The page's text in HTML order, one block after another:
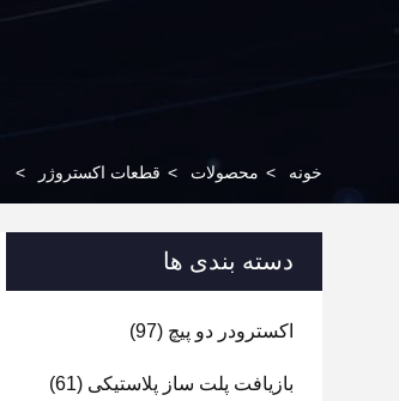
خونه > محصولات > قطعات اکستروژر >
دسته بندی ها
اکسترودر دو پیچ (97)
بازیافت پلت ساز پلاستیکی (61)